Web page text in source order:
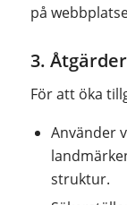
på
3.
För att öka
Använder
struktur.